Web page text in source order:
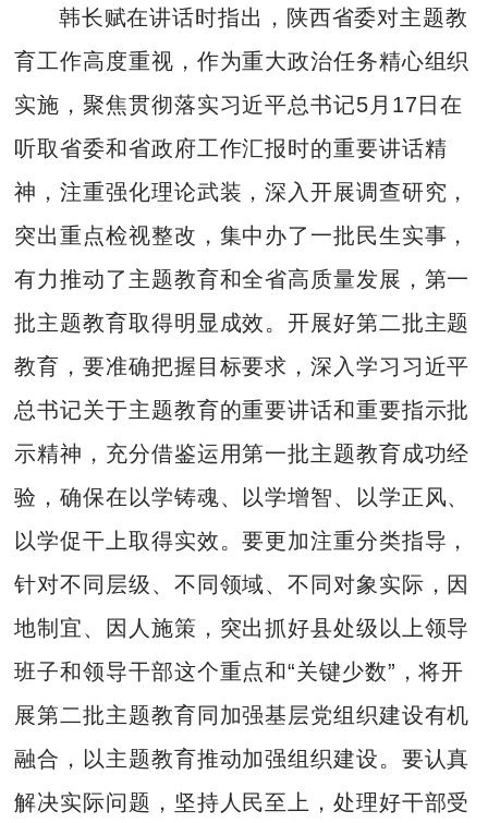
韩长赋在讲话时指出，陕西省委对主题教
育工作高度重视，作为重大政治任务精心组织
实施，聚焦贯彻落实习近平总书记5月17日在
听取省委和省政府工作汇报时的重要讲话精
神，注重强化理论武装，深入开展调查研究，
突出重点检视整改，集中办了一批民生实事，
有力推动了主题教育和全省高质量发展，第一
批主题教育取得明显成效。开展好第二批主题
教育，要准确把握目标要求，深入学习习近平
总书记关于主题教育的重要讲话和重要指示批
示精神，充分借鉴运用第一批主题教育成功经
验，确保在以学铸魂、以学增智、以学正风、
以学促干上取得实效。要更加注重分类指导，
针对不同层级、不同领域、不同对象实际，因
地制宜、因人施策，突出抓好县处级以上领导
班子和领导干部这个重点和“关键少数”，将开
展第二批主题教育同加强基层党组织建设有机
融合，以主题教育推动加强组织建设。要认真
解决实际问题，坚持人民至上，处理好干部受